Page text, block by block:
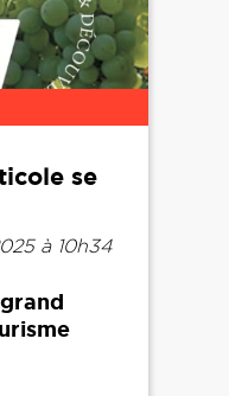
se
à 10h34